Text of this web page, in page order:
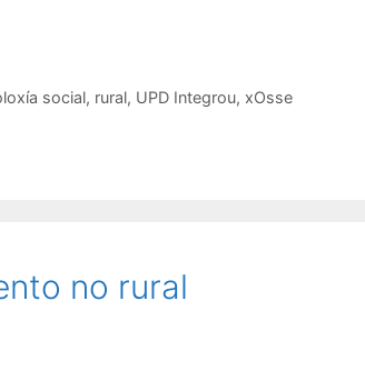
social, rural, UPD Integrou, xOsse
no rural